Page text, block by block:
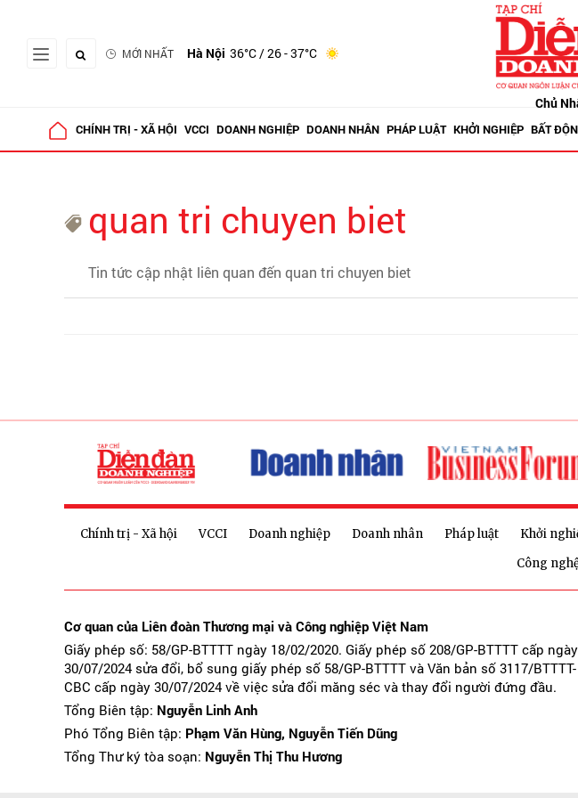
MỚI NHẤT Hà Nội 36°C/ 26 - 37°C
Chủ
CHÍNH TRỊ - XÃ HỘI VCCI DOANH NGHIỆP DOANH NHÂN PHÁP LUẬT KHỞI NGHIỆP BẤT
quan tri chuyen biet
Tin tức cập nhật liên quan đến quan tri chuyen biet
Chính trị - Xã hội VCCI Doanh nghiệp Doanh nhân Pháp luật Khởi
Công
Cơ quan của Liên đoàn Thương mại và Công nghiệp Việt Nam
Giấy phép số: 58/GP-BTTTT ngày 18/02/2020. Giấy phép số 208/GP-BTTTT cấp ngày
30/07/2024 sửa đổi, bổ sung giấy phép số 58/GP-BTTTT và Văn bản số 3117/BTTTT-
CBC cấp ngày 30/07/2024 về việc sửa đổi măng séc và thay đổi người đứng đầu.
Tổng Biên tập: Nguyễn Linh Anh
Phó Tổng Biên tập: Phạm Văn Hùng, Nguyễn Tiến Dũng
Tổng Thư ký tòa soạn: Nguyễn Thị Thu Hương